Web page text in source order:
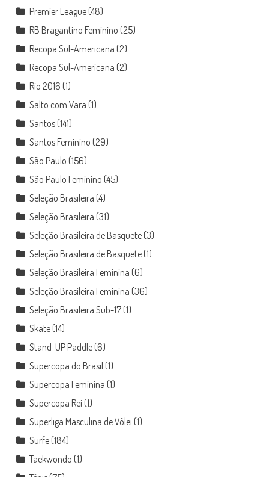
Premier League(48)
RB Bragantino Feminino (25)
Recopa Sul-Americana (2)
Recopa Sul-Americana (2)
Rio 2016 (1)
Salto com Vara (1)
Santos(141)
Santos Feminino (29)
São Paulo (156)
São Paulo Feminino (45)
Seleção Brasileira (4)
Seleção Brasileira (31)
Seleção Brasileira de Basquete(3)
Seleção Brasileira de Basquete(1)
Seleção Brasileira Feminina (6)
Seleção Brasileira Feminina (36)
Seleção Brasileira Sub-17(1)
Skate(14)
Stand-UP Paddle(6)
Supercopa do Brasil (1)
Supercopa Feminina (1)
Supercopa Rei (1)
Superliga Masculina de Vôlei (1)
Surfe(184)
Taekwondo (1)